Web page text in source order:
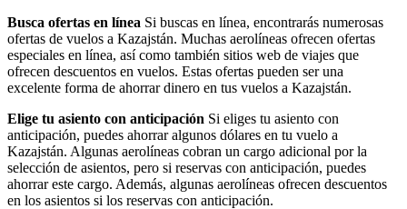
Busca ofertas en línea Si buscas en línea, encontrarás numerosas
ofertas de vuelos a Kazajstán. Muchas aerolíneas ofrecen ofertas
especiales en línea, así como también sitios web de viajes que
ofrecen descuentos en vuelos. Estas ofertas pueden ser una
excelente forma de ahorrar dinero en tus vuelos a Kazajstán.
Elige tu asiento con anticipación Si eliges tu asiento con
anticipación, puedes ahorrar algunos dólares en tu vuelo a
Kazajstán. Algunas aerolíneas cobran un cargo adicional por la
selección de asientos, pero si reservas con anticipación, puedes
ahorrar este cargo. Además, algunas aerolíneas ofrecen descuentos
en los asientos si los reservas con anticipación.